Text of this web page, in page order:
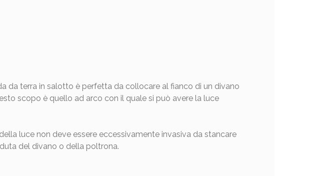
da terra in salotto è perfetta da collocare al fianco di un divano
scopo è quello ad arco con il quale si può avere la luce
luce non deve essere eccessivamente invasiva da stancare
del divano o della poltrona.